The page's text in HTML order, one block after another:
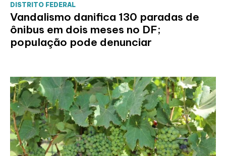
DISTRITO FEDERAL
Vandalismo danifica 130 paradas de
ônibus em dois meses no DF;
população pode denunciar